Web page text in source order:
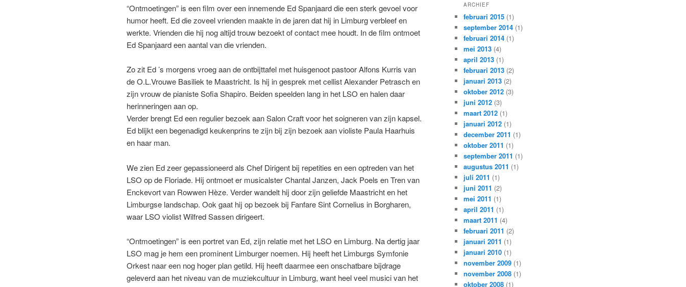
“Ontmoetingen” is een film over een innemende Ed Spanjaard die een sterk gevoel voor
humor heeft. Ed die zoveel vrienden maakte in de jaren dat hij in Limburg verbleef en
werkte. Vrienden die hij nog altijd trouw bezoekt of contact mee houdt. In de film ontmoet
Ed Spanjaard een aantal van die vrienden.
Zo zit Ed ’s morgens vroeg aan de ontbijttafel met huisgenoot pastoor Alfons Kurris van
de O.L.Vrouwe Basiliek te Maastricht. Is hij in gesprek met cellist Alexander Petrasch en
zijn vrouw de pianiste Sofia Shapiro. Beiden speelden lang in het LSO en halen daar
herinneringen aan op.
Verder brengt Ed een regulier bezoek aan Salon Craft voor het soigneren van zijn kapsel.
Ed blijkt een begenadigd keukenprins te zijn bij zijn bezoek aan violiste Paula Haarhuis
en haar man.
We zien Ed zeer gepassioneerd als Chef Dirigent bij repetities en een optreden van het
LSO op de Floriade. Hij ontmoet er musicalster Chantal Janzen, Jack Poels en Tren van
Enckevort van Rowwen Hèze. Verder wandelt hij door zijn geliefde Maastricht en het
Limburgse landschap. Ook gaat hij op bezoek bij Fanfare Sint Cornelius in Borgharen,
waar LSO violist Wilfred Sassen dirigeert.
“Ontmoetingen” is een portret van Ed, zijn relatie met het LSO en Limburg. Na dertig jaar
LSO mag je hem een prominent Limburger noemen. Hij heeft het Limburgs Symfonie
Orkest naar een nog hoger plan getild. Hij heeft daarmee een onschatbare bijdrage
geleverd aan het niveau van de muziekcultuur in Limburg, want heel veel musici van het
ARCHIEF
februari 2015 (1)
september 2014 (1)
februari 2014 (1)
mei 2013 (4)
april 2013 (1)
februari 2013 (2)
januari 2013 (2)
oktober 2012 (3)
juni 2012 (3)
maart 2012 (1)
januari 2012 (1)
december 2011 (1)
oktober 2011 (1)
september 2011 (1)
augustus 2011 (1)
juli 2011 (1)
juni 2011 (2)
mei 2011 (1)
april 2011 (1)
maart 2011 (4)
februari 2011 (2)
januari 2011 (1)
januari 2010 (1)
november 2009 (1)
november 2008 (1)
oktober 2008 (1)